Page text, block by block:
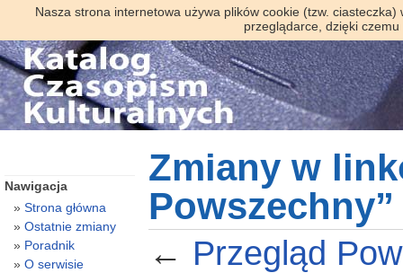
Nasza strona internetowa używa plików cookie (tzw.
przeglądarce, dzięki
Zmiany w
Powszechny”
← Przegląd
Nawigacja
Strona główna
Ostatnie zmiany
Poradnik
O serwisie